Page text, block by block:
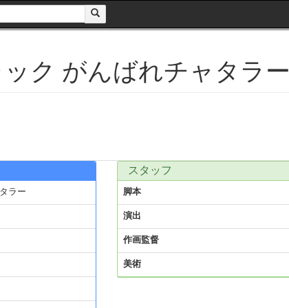
ク がんばれチャタラー
ラー
スタッフ
脚本
演出
作画監督
美術